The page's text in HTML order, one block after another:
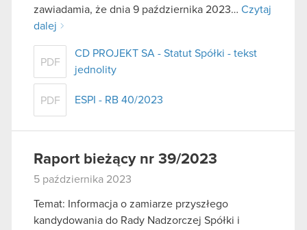
zawiadamia, że dnia 9 października 2023… Czytaj
dalej
PDF
CD PROJEKT SA - Statut Spółki - tekst
jednolity
PDF ESPI - RB 40/2023
Raport bieżący nr 39/2023
5 października 2023
Temat: Informacja o zamiarze przyszłego
kandydowania do Rady Nadzorczej Spółki i